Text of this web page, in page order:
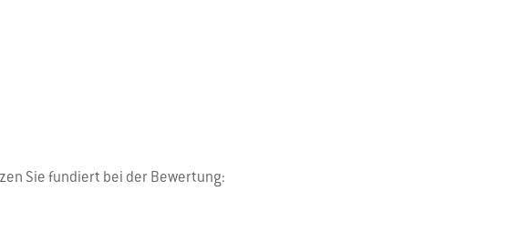
Sie fundiert bei der Bewertung: